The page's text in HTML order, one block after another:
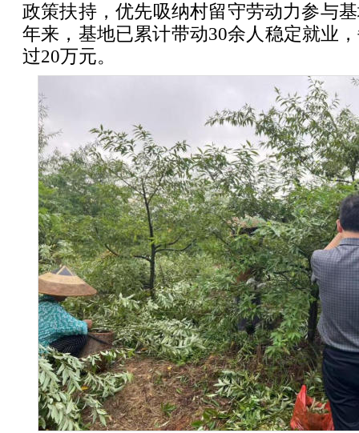
政策扶持，优先吸纳村留守劳动力参与
年来，基地已累计带动30余人稳定就业
过20万元。